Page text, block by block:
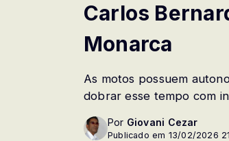
Carlos
Monarca
As motos possuem
dobrar esse tempo com
Por Giovani Cezar
Publicado em 13/02/2026